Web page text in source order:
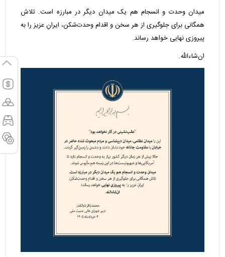
میدان وحدت و انسجام هم یک میدان دیگر در مبارزه است. تلاش
همگانی برای جلوگیری از هر سخن و اقدام وحدت‌شکن، ایرانِ عزیز را به
پیروزی نهایی خواهد رساند.
ان‌شاءالله.